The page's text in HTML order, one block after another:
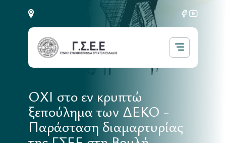
ΟΧΙ στο εν κρυπτώ
ξεπούλημα των ΔΕΚΟ -
Παράσταση διαμαρτυρίας